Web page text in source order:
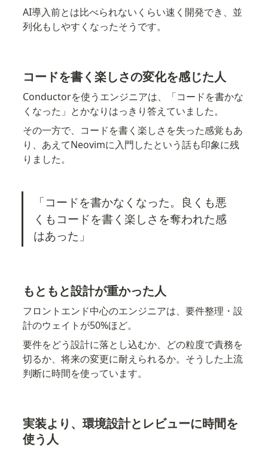
AI導入前とは比べられないくらい速く開発でき、並
列化もしやすくなったそうです。
コードを書く楽しさの変化を感じた人
Conductorを使うエンジニアは、「コードを書かな
くなった」とかなりはっきり答えていました。
その一方で、コードを書く楽しさを失った感覚もあ
り、あえてNeovimに入門したという話も印象に残
りました。
「コードを書かなくなった。良くも悪
くもコードを書く楽しさを奪われた感
はあった」
もともと設計が重かった人
フロントエンド中心のエンジニアは、要件整理・設
計のウェイトが50%ほど。
要件をどう設計に落とし込むか、どの粒度で責務を
切るか、将来の変更に耐えられるか。そうした上流
判断に時間を使っています。
実装より、環境設計とレビューに時間を
使う人